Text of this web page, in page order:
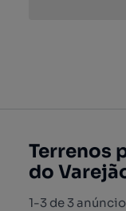
Terrenos
do
1-3 de 3